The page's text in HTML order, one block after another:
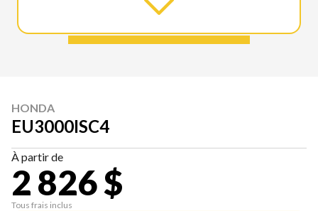
HONDA
EU3000ISC4
À partir de
2 826 $
Tous frais inclus